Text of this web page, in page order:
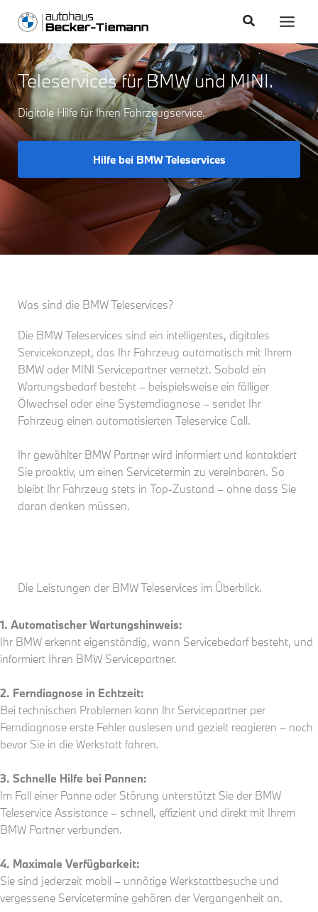
content
Inhalt
springen
SuchenMain
Teleservices für BMW und MINI.
Digitale Hilfe für Ihren Fahrzeugservice.
Hilfe bei BMW Teleservices
Was sind die BMW Teleservices?
Die BMW Teleservices sind ein intelligentes, digitales
Servicekonzept, das Ihr Fahrzeug automatisch mit Ihrem
BMW oder MINI Servicepartner vernetzt. Sobald ein
Wartungsbedarf besteht – beispielsweise ein fälliger
Ölwechsel oder eine Systemdiagnose – sendet Ihr
Fahrzeug einen automatisierten Teleservice Call.
Ihr gewählter BMW Partner wird informiert und kontaktiert
Sie proaktiv, um einen Servicetermin zu vereinbaren. So
bleibt Ihr Fahrzeug stets in Top-Zustand – ohne dass Sie
daran denken müssen.
Die Leistungen der BMW Teleservices im Überblick.
1. Automatischer Wartungshinweis:
Ihr BMW erkennt eigenständig, wann Servicebedarf besteht, und
informiert Ihren BMW Servicepartner.
2. Ferndiagnose in Echtzeit:
Bei technischen Problemen kann Ihr Servicepartner per
Ferndiagnose erste Fehler auslesen und gezielt reagieren – noch
bevor Sie in die Werkstatt fahren.
3. Schnelle Hilfe bei Pannen:
Im Fall einer Panne oder Störung unterstützt Sie der BMW
Teleservice Assistance – schnell, effizient und direkt mit Ihrem
BMW Partner verbunden.
4. Maximale Verfügbarkeit:
Sie sind jederzeit mobil – unnötige Werkstattbesuche und
vergessene Servicetermine gehören der Vergangenheit an.